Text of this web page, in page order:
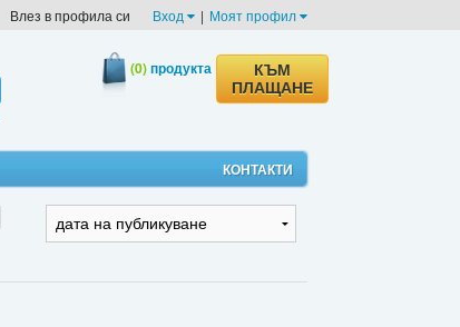
Влез в профила си Вход | Моят профил
(0)продукта
КЪМ
ПЛАЩАНЕ
КОНТАКТИ